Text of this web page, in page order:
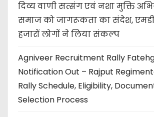
दिव्य वाणी सत्संग एवं नशा मुक्ति
समाज को जागरूकता का संदेश,
हजारों लोगों ने लिया संकल्प
Agniveer Recruitment Rally
Notification Out – Rajput
Rally Schedule, Eligibility,
Selection Process